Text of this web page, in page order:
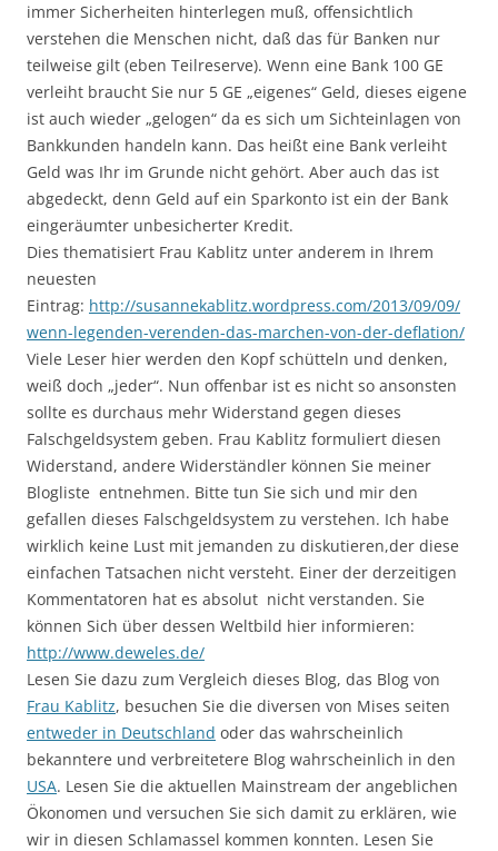
immer Sicherheiten hinterlegen muß, offensichtlich
verstehen die Menschen nicht, daß das für Banken nur
teilweise gilt (eben Teilreserve). Wenn eine Bank 100 GE
verleiht braucht Sie nur 5 GE „eigenes“ Geld, dieses eigene
ist auch wieder „gelogen“ da es sich um Sichteinlagen von
Bankkunden handeln kann. Das heißt eine Bank verleiht
Geld was Ihr im Grunde nicht gehört. Aber auch das ist
abgedeckt, denn Geld auf ein Sparkonto ist ein der Bank
eingeräumter unbesicherter Kredit.
Dies thematisiert Frau Kablitz unter anderem in Ihrem
neuesten
Eintrag: http://susannekablitz.wordpress.com/2013/09/09/
wenn-legenden-verenden-das-marchen-von-der-deflation/
Viele Leser hier werden den Kopf schütteln und denken,
weiß doch „jeder“. Nun offenbar ist es nicht so ansonsten
sollte es durchaus mehr Widerstand gegen dieses
Falschgeldsystem geben. Frau Kablitz formuliert diesen
Widerstand, andere Widerständler können Sie meiner
Blogliste entnehmen. Bitte tun Sie sich und mir den
gefallen dieses Falschgeldsystem zu verstehen. Ich habe
wirklich keine Lust mit jemanden zu diskutieren,der diese
einfachen Tatsachen nicht versteht. Einer der derzeitigen
Kommentatoren hat es absolut nicht verstanden. Sie
können Sich über dessen Weltbild hier informieren:
http://www.deweles.de/
Lesen Sie dazu zum Vergleich dieses Blog, das Blog von
Frau Kablitz, besuchen Sie die diversen von Mises seiten
entweder in Deutschland oder das wahrscheinlich
bekanntere und verbreitetere Blog wahrscheinlich in den
USA. Lesen Sie die aktuellen Mainstream der angeblichen
Ökonomen und versuchen Sie sich damit zu erklären, wie
wir in diesen Schlamassel kommen konnten. Lesen Sie